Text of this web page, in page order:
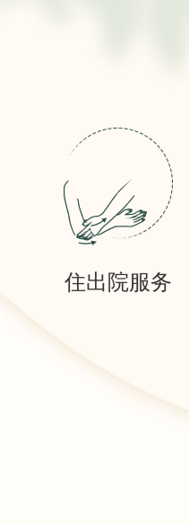
住出院服务